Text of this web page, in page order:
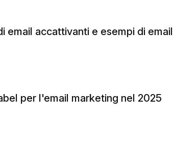
email accattivanti e esempi di email
per l'email marketing nel 2025